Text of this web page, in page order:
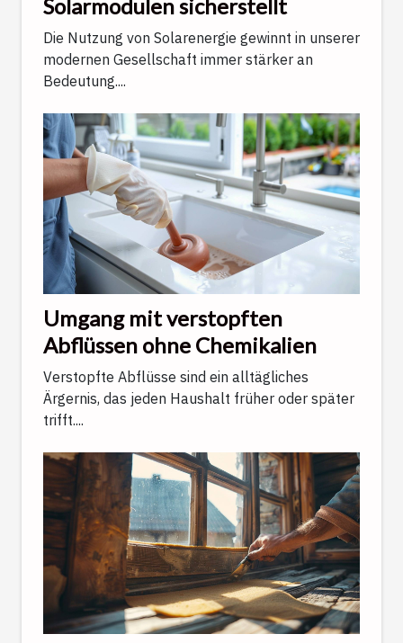
Solarmodulen sicherstellt
Die Nutzung von Solarenergie gewinnt in unserer
modernen Gesellschaft immer stärker an
Bedeutung....
Umgang mit verstopften
Abflüssen ohne Chemikalien
Verstopfte Abflüsse sind ein alltägliches
Ärgernis, das jeden Haushalt früher oder später
trifft....